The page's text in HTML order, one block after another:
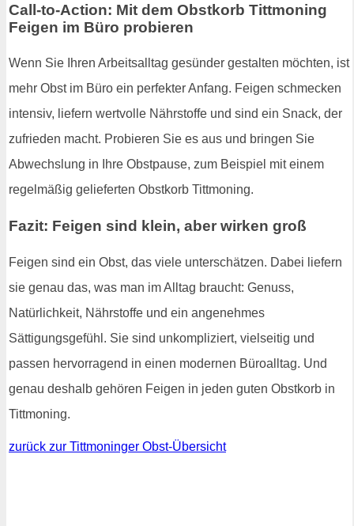
Call-to-Action: Mit dem Obstkorb Tittmoning
Feigen im Büro probieren
Wenn Sie Ihren Arbeitsalltag gesünder gestalten möchten, ist
mehr Obst im Büro ein perfekter Anfang. Feigen schmecken
intensiv, liefern wertvolle Nährstoffe und sind ein Snack, der
zufrieden macht. Probieren Sie es aus und bringen Sie
Abwechslung in Ihre Obstpause, zum Beispiel mit einem
regelmäßig gelieferten Obstkorb Tittmoning.
Fazit: Feigen sind klein, aber wirken groß
Feigen sind ein Obst, das viele unterschätzen. Dabei liefern
sie genau das, was man im Alltag braucht: Genuss,
Natürlichkeit, Nährstoffe und ein angenehmes
Sättigungsgefühl. Sie sind unkompliziert, vielseitig und
passen hervorragend in einen modernen Büroalltag. Und
genau deshalb gehören Feigen in jeden guten Obstkorb in
Tittmoning.
zurück zur Tittmoninger Obst-Übersicht